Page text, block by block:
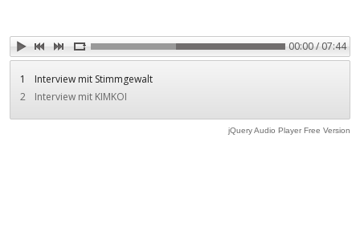
00:00 / 07:44
1
Interview mit Stimmgewalt
2
Interview mit KIMKOI
jQuery Audio Player Free Version